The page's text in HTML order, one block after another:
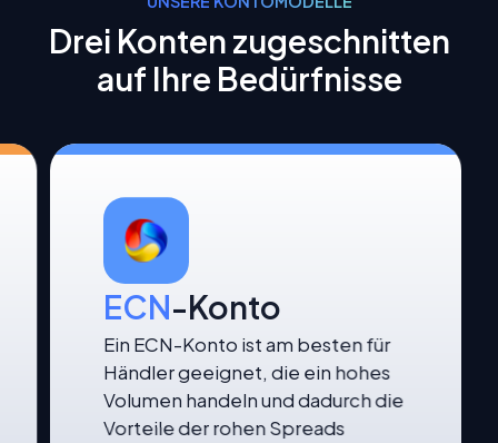
Drei Konten zugeschnitten
auf Ihre Bedürfnisse
-Konto
Pro-Konto ist für Trader
die vor allem die
von Nullkommissionen
noch engeren Spreads
Volumen